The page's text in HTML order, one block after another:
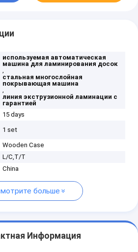
используемая автоматическая
машина для ламинирования досок
,
стальная многослойная
покрывающая машина
,
линия экструзионной ламинации с
гарантией
15 days
1 set
Wooden Case
L/C,T/T
China
больше
Информация